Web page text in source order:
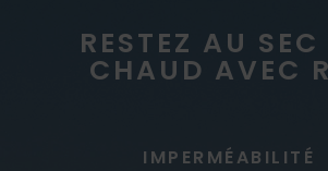
RESTEZ AU
CHAUD AVEC
IMPERMÉABILITÉ